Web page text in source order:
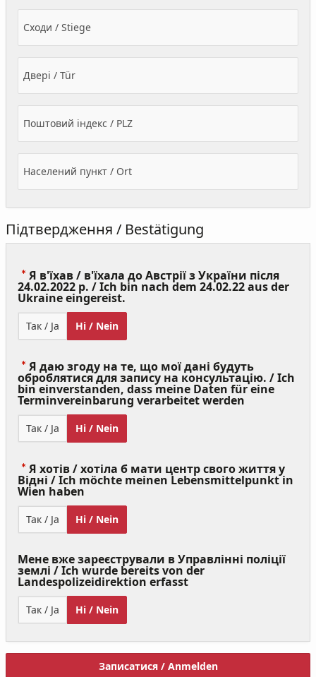
Сходи / Stiege
Двері / Tür
Поштовий індекс / PLZ
Населений пункт / Ort
Підтвердження / Bestätigung
Я в'їхав / в'їхала до Австрії з України після
24.02.2022 р. / Ich bin nach dem 24.02.22 aus der
Ukraine eingereist.
Required)
Так / Ja Ні / Nein
Я даю згоду на те, що мої дані будуть
оброблятися для запису на консультацію. / Ich
bin einverstanden, dass meine Daten für eine
Terminvereinbarung verarbeitet werden
Так / Ja Ні / Nein
Я хотів / хотіла б мати центр свого життя у
Відні / Ich möchte meinen Lebensmittelpunkt in
Wien haben
Required)
Так / Ja Ні / Nein
Мене вже зареєстрували в Управлінні поліції
землі / Ich wurde bereits von der
Landespolizeidirektion erfasst
Так / Ja Ні / Nein
Записатися / Anmelden